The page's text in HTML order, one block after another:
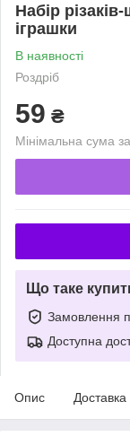
Набір
іграшки
В наявності
Роздріб
59 ₴
Мінімальна сума
Що таке
Замовлення
Доступна
Опис Доставка